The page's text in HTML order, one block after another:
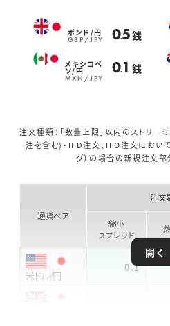
ポンド/円
GBP/JPY 0.5銭
メキシコペ
ソ/円
MXN/JPY
0.1 銭
注文種類：「数量上限」以内のストリー
注を含む)・IFD注文、IFO注文において
グ）の場合の新規注文
通貨ペア
注文
縮小
スプレッド
米ドル/円
0.1
開く